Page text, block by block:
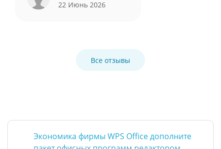
22 Июнь 2026
Все отзывы
Экономика фирмы WPS Office дополните